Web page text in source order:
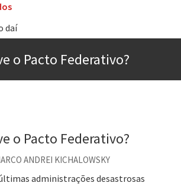
daí
é o segredo do sucesso
Luis Borges
o veganismo não é a resposta
o Pacto Federativo?
o Pacto Federativo?
ANDREI KICHALOWSKY
administrações desastrosas